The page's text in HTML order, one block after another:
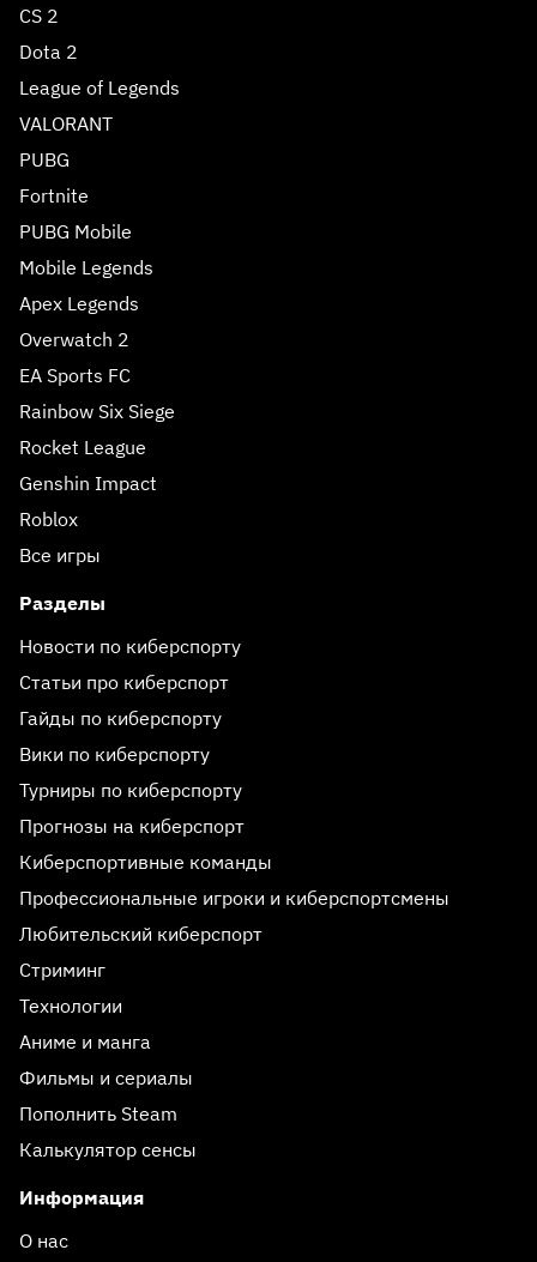
CS 2
Dota 2
League of Legends
VALORANT
PUBG
Fortnite
PUBG Mobile
Mobile Legends
Apex Legends
Overwatch 2
EA Sports FC
Rainbow Six Siege
Rocket League
Genshin Impact
Roblox
Все игры
Разделы
Новости по киберспорту
Статьи про киберспорт
Гайды по киберспорту
Вики по киберспорту
Турниры по киберспорту
Прогнозы на киберспорт
Киберспортивные команды
Профессиональные игроки и киберспортсмены
Любительский киберспорт
Стриминг
Технологии
Аниме и манга
Фильмы и сериалы
Пополнить Steam
Калькулятор сенсы
Информация
О нас